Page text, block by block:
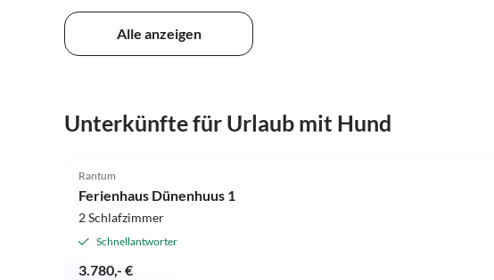
Alle anzeigen
Unterkünfte für Urlaub mit Hund
Rantum
Ferienhaus Dünenhuus 1
2 Schlafzimmer
Schnellantworter
3.780,- €